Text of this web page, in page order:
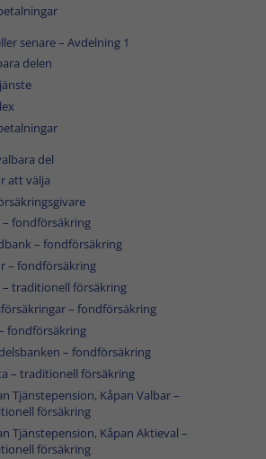
senare – Avdelning 1
delen
del
att välja
– fondförsäkring
– fondförsäkring
– fondförsäkring
– traditionell försäkring
– fondförsäkring
– fondförsäkring
– fondförsäkring
– traditionell försäkring
Tjänstepension, Kåpan Valbar –
försäkring
Tjänstepension, Kåpan Aktieval –
försäkring